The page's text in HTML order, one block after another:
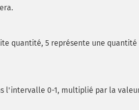
quantité, 5 représente une quantité
l'intervalle 0-1, multiplié par la